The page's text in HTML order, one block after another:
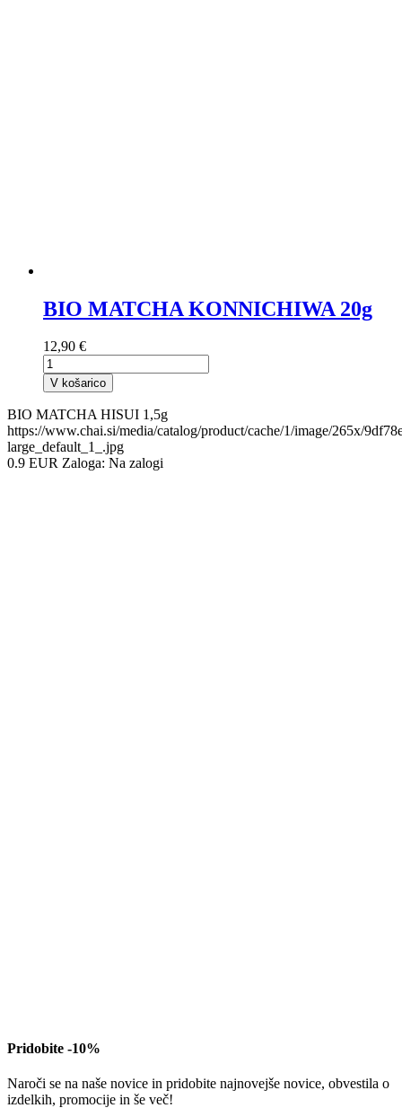
BIO MATCHA KONNICHIWA 20g
12,90 €
V košarico
BIO MATCHA HISUI 1,5g
https://www.chai.si/media/catalog/product/cache/1/image/265x/
large_default_1_.jpg
0.9 EUR Zaloga: Na zalogi
Pridobite -10%
Naroči se na naše novice in pridobite najnovejše novice, obvestila o
izdelkih, promocije in še več!